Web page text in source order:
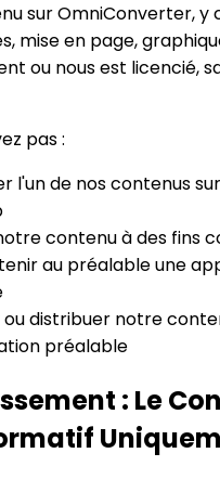
sur OmniConverter, y
mise en page,
ou nous est licencié,
pas :
l'un de nos contenus
contenu à des fins
au préalable une
ou distribuer notre
préalable
: Le